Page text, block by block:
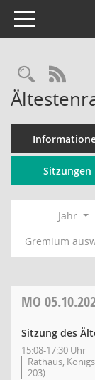
Toggle navigation
Sitzungen
Jahr
Gremium
MO
Sitzung des
15:08-17:30 Uhr
Rathaus,
203)